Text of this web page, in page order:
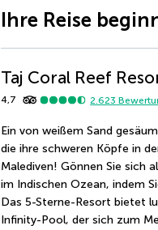
Ihre Reise
Taj Coral Reef
4,7 2.623
Ein von weißem Sand
die ihre schweren Köpfe in
Malediven! Gönnen Sie sich
im Indischen Ozean, indem
Das 5-Sterne-Resort bietet
Infinity-Pool, der sich zum